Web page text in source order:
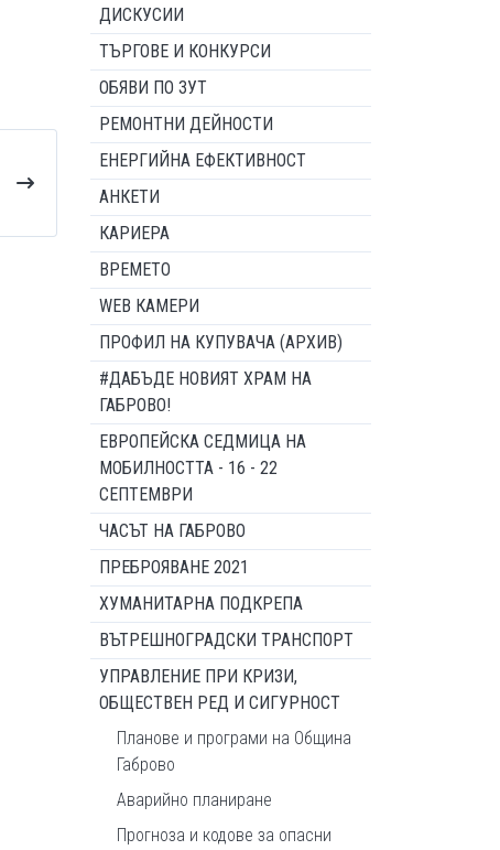
ДИСКУСИИ
ТЪРГОВЕ И КОНКУРСИ
ОБЯВИ ПО ЗУТ
РЕМОНТНИ ДЕЙНОСТИ
ЕНЕРГИЙНА ЕФЕКТИВНОСТ
АНКЕТИ
КАРИЕРА
ВРЕМЕТО
WEB КАМЕРИ
ПРОФИЛ НА КУПУВАЧА (АРХИВ)
#ДАБЪДЕ НОВИЯТ ХРАМ НА
ГАБРОВО!
ЕВРОПЕЙСКА СЕДМИЦА НА
МОБИЛНОСТТА - 16 - 22
СЕПТЕМВРИ
ЧАСЪТ НА ГАБРОВО
ПРЕБРОЯВАНЕ 2021
ХУМАНИТАРНА ПОДКРЕПА
ВЪТРЕШНОГРАДСКИ ТРАНСПОРТ
УПРАВЛЕНИЕ ПРИ КРИЗИ,
ОБЩЕСТВЕН РЕД И СИГУРНОСТ
Планове и програми на Община
Габрово
Аварийно планиране
Прогноза и кодове за опасни